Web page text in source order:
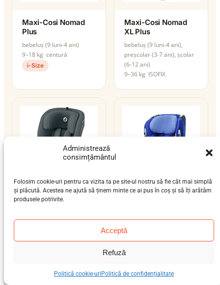
Administrează
consimțământul
Folosim cookie-uri pentru ca vizita ta pe site-ul nostru să fie cât mai simplă
și plăcută. Acestea ne ajută să ținem minte ce ai pus în coș și să îți arătăm
produsele potrivite.
Acceptă
Refuză
Politică cookie-uri Politică de confidențialitate
Maxi-Cosi Nomad
Plus
bebeluș (9 luni-4 ani)
9–18 kg centură
i-Size
Maxi-Cosi Nomad
XL Plus
bebeluș (9 luni-4 ani),
preșcolar (3-7 ani), școlar
(6-12 ani)
9–36 kg ISOFIX
Maxi-Cosi Onyx
bebeluș (9 luni-4 ani)